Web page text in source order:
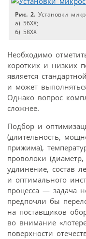
Рис. 2. Установки
а) 56ХХ;
б) 58ХХ
Необходимо
коротких и низких
является
и может
Однако вопрос
сложнее.
Подбор и
(длительность,
прижима),
проволоки (диаметр,
удлинение, состав
и оптимального
процесса — задача
предпочли бы
на поставщиков
во внимание
поверхности